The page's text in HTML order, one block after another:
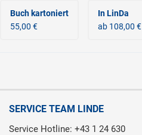
Buch kartoniert
55,00 €
In LinDa
ab 108,00 €
SERVICE TEAM LINDE
Service Hotline: +43 1 24 630